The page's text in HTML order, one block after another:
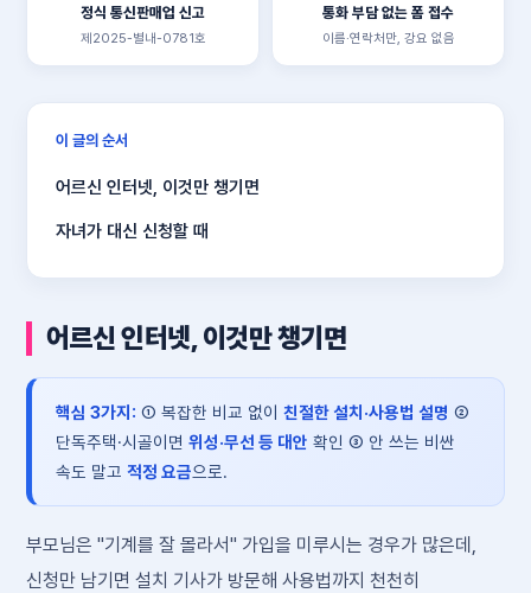
정식 통신판매업 신고
제2025-별내-0781호
통화 부담 없는 폼 접수
이름·연락처만, 강요 없음
이 글의 순서
어르신 인터넷, 이것만 챙기면
자녀가 대신 신청할 때
어르신 인터넷, 이것만 챙기면
핵심 3가지: ① 복잡한 비교 없이 친절한 설치·사용법 설명 ②
단독주택·시골이면 위성·무선 등 대안 확인 ③ 안 쓰는 비싼
속도 말고 적정 요금으로.
부모님은 "기계를 잘 몰라서" 가입을 미루시는 경우가 많은데,
신청만 남기면 설치 기사가 방문해 사용법까지 천천히